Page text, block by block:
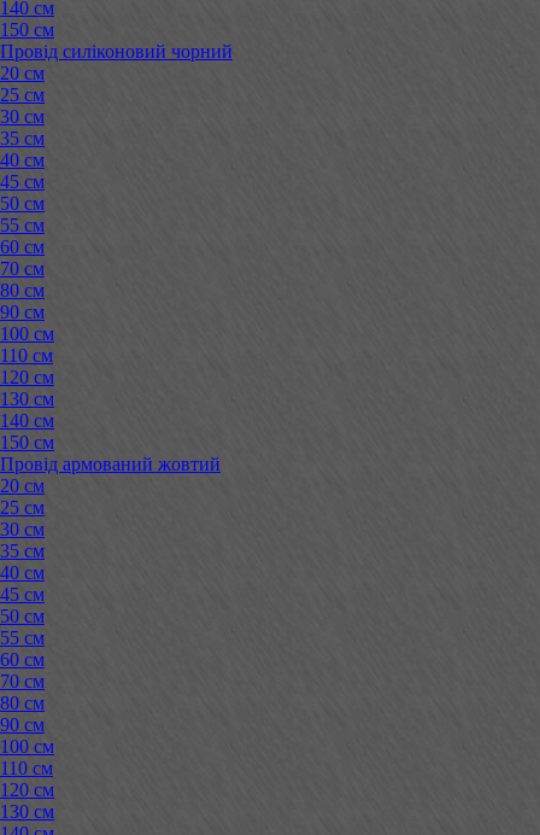
140 см
150 см
Провід силіконовий чорний
20 см
25 см
30 см
35 см
40 см
45 см
50 см
55 см
60 см
70 см
80 см
90 см
100 см
110 см
120 см
130 см
140 см
150 см
Провід армований жовтий
20 см
25 см
30 см
35 см
40 см
45 см
50 см
55 см
60 см
70 см
80 см
90 см
100 см
110 см
120 см
130 см